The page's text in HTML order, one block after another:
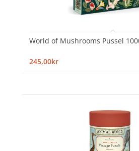
World of Mushrooms Pussel
245,00kr